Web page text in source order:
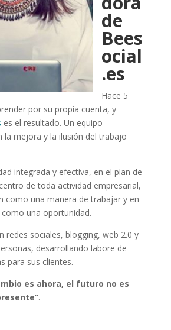
de
Bees
ocial
.es
Hace 5
por su propia cuenta, y
es el resultado. Un equipo
la mejora y la ilusión del trabajo
integrada y efectiva, en el plan de
de toda actividad empresarial,
como una manera de trabajar y en
una oportunidad.
redes sociales, blogging, web 2.0 y
desarrollando labore de
para sus clientes.
es ahora, el futuro no es
.